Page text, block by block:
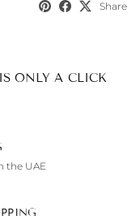
Share
ONLY A CLICK
the UAE